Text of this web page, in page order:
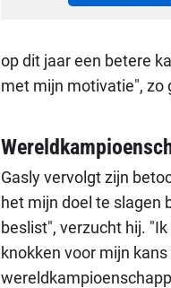
op dit jaar een betere
met mijn motivatie", zo
Gasly vervolgt zijn
het mijn doel te slagen
beslist", verzucht hij.
knokken voor mijn